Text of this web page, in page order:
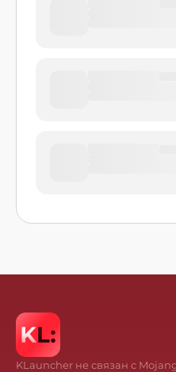
KLauncher не связан с